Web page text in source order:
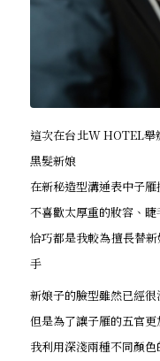
這次在台北W HOTEL舉
黑髮新娘
在新秘造型溝通表中子
不喜歡太厚重的妝容、
恰巧都是我較為擅長替
手
新娘子的臉型雖然已經很
但是為了讓子雁的五官
我利用深淺兩種不同顏